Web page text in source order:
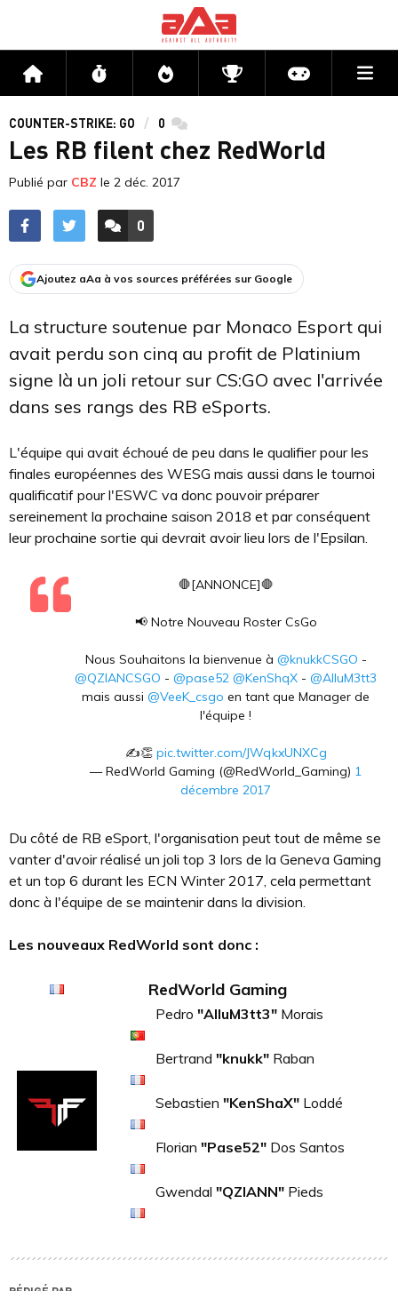
Accueil Flux Directs CompétitionsActu jeux
COUNTER-STRIKE: GO 0 commentaires
Les RB filent chez RedWorld
Publié par CBZ le 2 déc. 2017
ACCÉDER AUX
0
COMMENTAIRES
Ajoutez aAa à vos sources préférées sur Google
La structure soutenue par Monaco Esport qui
avait perdu son cinq au profit de Platinium
signe là un joli retour sur CS:GO avec l'arrivée
dans ses rangs des RB eSports.
L'équipe qui avait échoué de peu dans le qualifier pour les
finales européennes des WESG mais aussi dans le tournoi
qualificatif pour l'ESWC va donc pouvoir préparer
sereinement la prochaine saison 2018 et par conséquent
leur prochaine sortie qui devrait avoir lieu lors de l'Epsilan.
🛑[ANNONCE]🛑
📢 Notre Nouveau Roster CsGo
Nous Souhaitons la bienvenue à @knukkCSGO -
@QZIANCSGO - @pase52 @KenShqX - @AlluM3tt3
mais aussi @VeeK_csgo en tant que Manager de
l'équipe !
✍️👏 pic.twitter.com/JWqkxUNXCg
— RedWorld Gaming (@RedWorld_Gaming) 1
décembre 2017
Du côté de RB eSport, l'organisation peut tout de même se
vanter d'avoir réalisé un joli top 3 lors de la Geneva Gaming
et un top 6 durant les ECN Winter 2017, cela permettant
donc à l'équipe de se maintenir dans la division.
Les nouveaux RedWorld sont donc :
RedWorld Gaming
Pedro "AlluM3tt3" Morais
Bertrand "knukk" Raban
Sebastien "KenShaX" Loddé
Florian "Pase52" Dos Santos
Gwendal "QZIANN" Pieds